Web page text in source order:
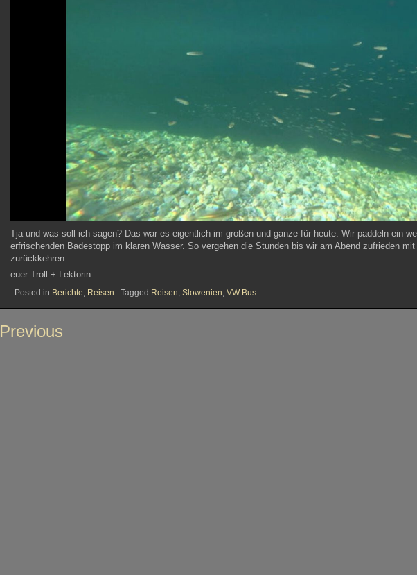
Tja und was soll ich sagen? Das war es eigentlich im großen und ganze für heute. Wir paddeln ein
erfrischenden Badestopp im klaren Wasser. So vergehen die Stunden bis wir am Abend zufrieden
zurückkehren.
euer Troll + Lektorin
Posted in Berichte, Reisen Tagged Reisen, Slowenien, VW Bus
Beitragsnavigation
Previous